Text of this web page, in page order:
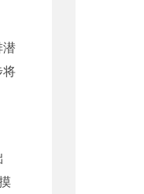
潜
将